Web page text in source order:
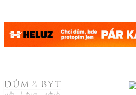
Skip to content